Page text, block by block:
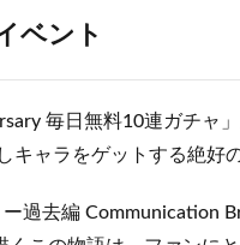
ベント
毎日無料10連ガチャ
ャラをゲットする絶好
過去編 Communication